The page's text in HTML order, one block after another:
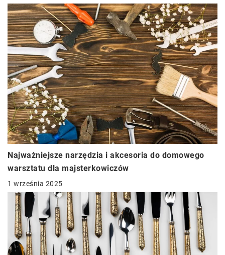
Najważniejsze narzędzia i akcesoria do domowego
warsztatu dla majsterkowiczów
1 września 2025